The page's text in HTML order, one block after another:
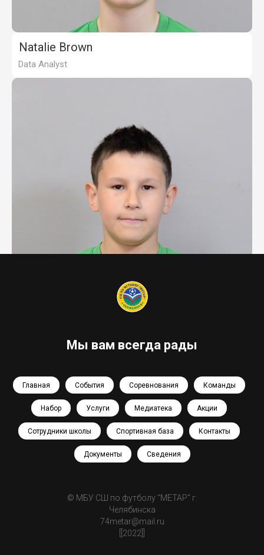
Natalie Brown
Data Analyst
Мы вам всегда рады
Главная События Соревнования Команды
Набор Услуги Медиатека Акции
Сотрудники школы Спортивная база Контакты
Документы Сведения
© МБУ СШ по футболу "МЕТАР" г.
Челябинска
74metar@mail.ru
[[2022]]